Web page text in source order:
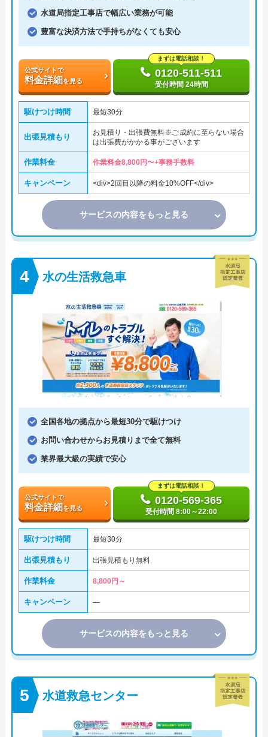
水道局指定工事店で幅広い業務が可能
豊富な決済方法で手持ちがなくても安心
公式サイトで
料金詳細を見る
まずは電話相談！
0120-511-511
受付時間 24時間
駆けつけ時間 最短30分
出張見積もり
お見積り・出張費無料※ご成約に至らない場合
は出張費がかかる事がございます
作業料金 作業料金8,800円〜+事務手数料
キャンペーン <div>2回目以降の料金10%OFF</div>
サービスの内容をもっと見る
水の生活救急車
全国各地の拠点から最短30分で駆けつけ
お問い合わせからお見積りまで全て無料
業界最大級の実績で安心
公式サイトで
料金詳細を見る
まずは電話相談！
0120-569-365
受付時間 8:00～22:00
駆けつけ時間 最短30分
出張見積もり 出張見積もり無料
作業料金 8,800円～
キャンペーン ―
サービスの内容をもっと見る
水道救急センター